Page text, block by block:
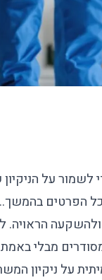
לשמור על
כל הפרטים
הראויה.
מבלי
על ניקיון